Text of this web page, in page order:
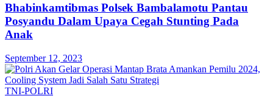
Bhabinkamtibmas Polsek Bambalamotu Pantau
Posyandu Dalam Upaya Cegah Stunting Pada
Anak
September 12, 2023
TNI-POLRI